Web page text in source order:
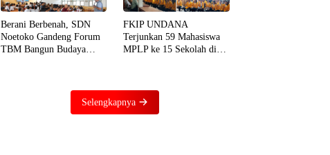
Berani Berbenah, SDN
Noetoko Gandeng Forum
TBM Bangun Budaya
FKIP UNDANA
Terjunkan 59 Mahasiswa
MPLP ke 15 Sekolah di
Selengkapnya